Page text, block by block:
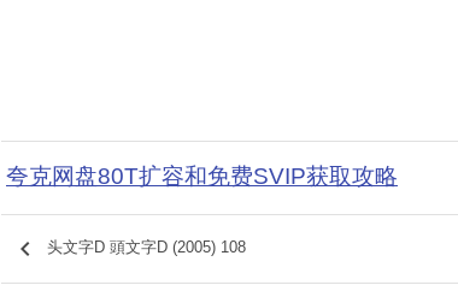
夸克网盘80T扩容和免费SVIP获取攻略
keyboard_arrow_left 头文字D 頭文字D (2005) 108